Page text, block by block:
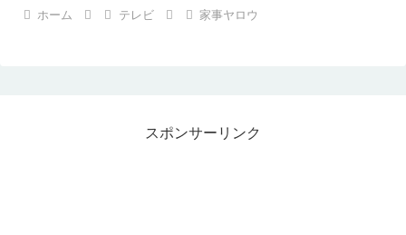
ホーム テレビ 家事ヤロウ
スポンサーリンク